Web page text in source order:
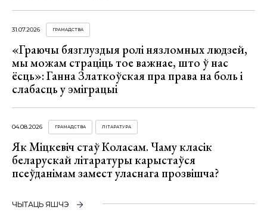
31.07.2026 ГРАМАДСТВА
«Граючы бязглуздыя ролі нязломных людзей,
мы можам страціць тое важнае, што ў нас
ёсць»: Ганна Златкоўская пра права на боль і
слабасць у эміграцыі
04.08.2026 ГРАМАДСТВА ЛІТАРАТУРА
Як Міцкевіч стаў Коласам. Чаму класік
беларускай літаратуры карыстаўся
псеўданімам замест уласнага прозвішча?
ЧЫТАЦЬ ЯШЧЭ